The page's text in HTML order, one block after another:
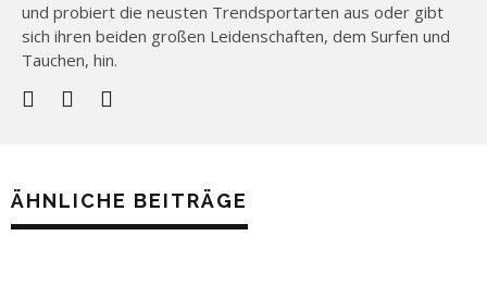
und probiert die neusten Trendsportarten aus oder gibt
sich ihren beiden großen Leidenschaften, dem Surfen und
Tauchen, hin.
ÄHNLICHE BEITRÄGE